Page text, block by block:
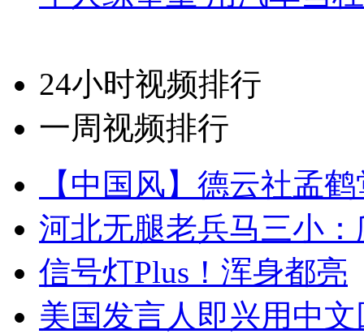
24小时视频排行
一周视频排行
【中国风】德云社孟
河北无腿老兵马三小
信号灯Plus！浑身都亮
美国发言人即兴用中